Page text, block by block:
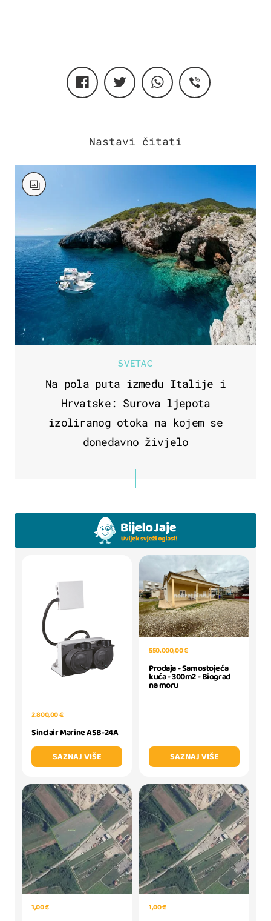
SVETAC
Na pola puta između Italije i
Hrvatske: Surova ljepota
izoliranog otoka na kojem se
donedavno živjelo
2.800,00 €
Sinclair Marine ASB-24A
SAZNAJ VIŠE
550.000,00 €
Prodaja - Samostojeća
kuća - 300m2 - Biograd
na moru
SAZNAJ VIŠE
1,00 € 1,00 €